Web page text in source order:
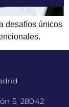
desafíos únicos
5, 28042